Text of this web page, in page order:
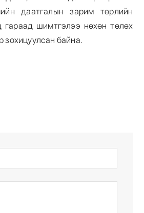
даатгалын зарим төрлийн
шимтгэлээ нөхөн төлөх
зохицуулсан байна.